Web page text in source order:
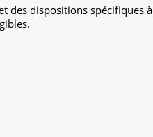
des dispositions spécifiques à